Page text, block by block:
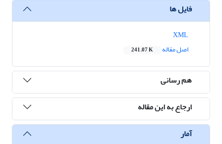
فایل ها
اصل مقاله
241.07 K
هم رسانی
ارجاع به این مقاله
آمار